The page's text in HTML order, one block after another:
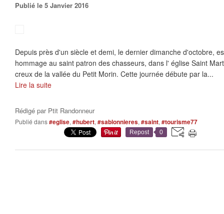
Publié le 5 Janvier 2016
Depuis près d'un siècle et demi, le dernier dimanche d'octobre,
hommage au saint patron des chasseurs, dans l' église Saint
creux de la vallée du Petit Morin. Cette journée débute par la...
Lire la suite
Rédigé par Ptit Randonneur
Publié dans#eglise, #hubert, #sablonnieres, #saint, #tourisme77
Repost 0